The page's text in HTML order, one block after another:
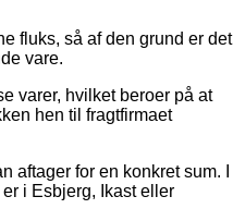
fluks, så af den grund er det
vare.
varer, hvilket beroer på at
hen til fragtfirmaet
aftager for en konkret sum. I
i Esbjerg, Ikast eller